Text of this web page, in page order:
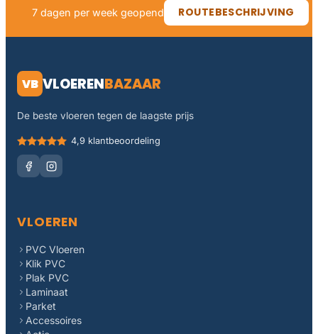
7 dagen per week geopend ROUTEBESCHRIJVING
VB VLOERENBAZAAR
De beste vloeren tegen de laagste prijs
4,9 klantbeoordeling
VLOEREN
PVC Vloeren
Klik PVC
Plak PVC
Laminaat
Parket
Accessoires